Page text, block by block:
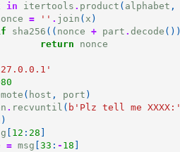
in itertools . product ( alphabet ,
= '' . join ( x )
sha256 (( nonce + part . decode ())
return
nonce
( host , port )
. recvuntil ( b 'Plz tell me XXXX:'
)
12 : 28
= msg 33 : - 18